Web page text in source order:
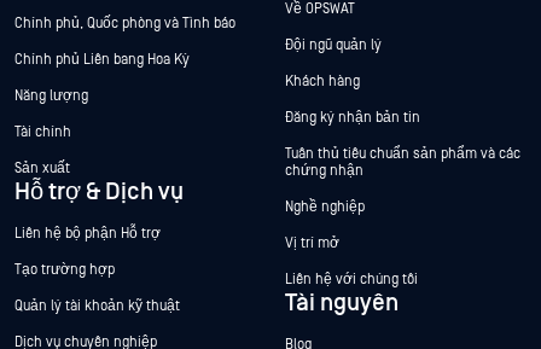
Chính phủ, Quốc phòng và Tình báo
Chính phủ Liên bang Hoa Kỳ
Năng lượng
Tài chính
Sản xuất
Hỗ trợ & Dịch vụ
Liên hệ bộ phận Hỗ trợ
Tạo trường hợp
Quản lý tài khoản kỹ thuật
Dịch vụ chuyên nghiệp
Về OPSWAT
Đội ngũ quản lý
Khách hàng
Đăng ký nhận bản tin
Tuân thủ tiêu chuẩn sản phẩm và các
chứng nhận
Nghề nghiệp
Vị trí mở
Liên hệ với chúng tôi
Tài nguyên
Blog